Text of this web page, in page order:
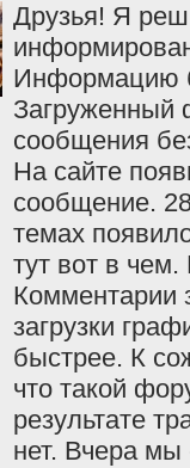
Друзья! Я
Информацию
Загруженный
сообщения
На сайте
сообщение.
темах
тут вот в
Комментарии
загрузки
быстрее. К
что такой
результате
нет. Вчера